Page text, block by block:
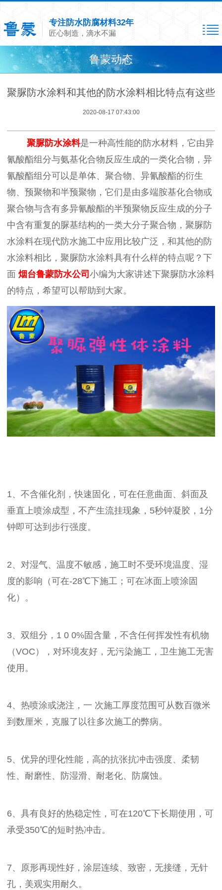
专注防水防腐材料32年
匠心制造，滴水不漏
鲁蒙动态
聚脲防水涂料和其他的防水涂料相比特点有这些
2020-08-17 07:43:00
聚脲防水涂料是一种高性能的防水材料，它由异
氰酸酯组分与氨基化合物反应生成的一类化合物，异
氰酸酯组分可以是单体、聚合物、异氰酸酯的衍生
物、预聚物和半预聚物，它们是由多端胺基化合物或
聚合物与含有多异氰酸酯的半预聚物反应生成的分子
中含有重复的脲基结构的一类大分子聚合物，聚脲防
水涂料在现代防水施工中应用比较广泛，和其他的防
水涂料相比，聚脲防水涂料具有什么样的特点呢？下
面 烟台鲁蒙防水公司 小编为大家讲述下聚脲防水涂料
的特点，希望可以帮助到大家。
1、不含催化剂，快速固化，可在任意曲面、斜面及
垂直上喷涂成型，不产生流挂现象，5秒钟凝胶，1分
钟即可达到步行强度。
2、对湿气、温度不敏感，施工时不受环境温度、湿
度的影响（可在-28℃下施工；可在冰面上喷涂固
化）。
3、双组分，1 0 0%固含量，不含任何挥发性有机物
（VOC），对环境友好，无污染施工，卫生施工无害
使用。
4、热喷涂或浇注，一 次施工厚度范围可从数百微米
到数厘米，克服了以往多次施工的弊病。
5、优异的理化性能，高的抗张抗冲击强度、柔韧
性、耐磨性、防湿滑、耐老化、防腐蚀。
6、具有良好的热稳定性，可在120℃下长期使用，可
承受350℃的短时热冲击。
7、原形再现性好，涂层连续、致密，无接缝，无针
孔，美观实用耐久。